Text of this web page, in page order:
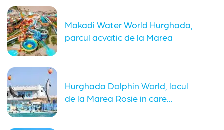
Makadi Water World Hurghada,
parcul acvatic de la Marea
Hurghada Dolphin World, locul
de la Marea Rosie in care...